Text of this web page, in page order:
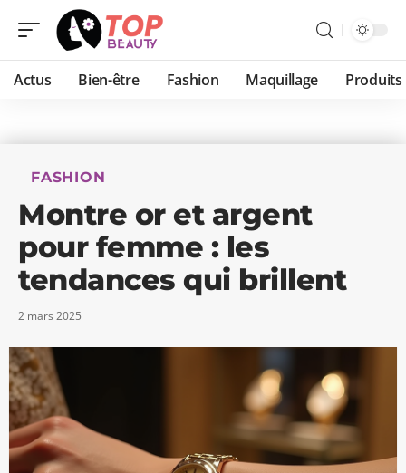
Actus Bien-être Fashion Maquillage Produits
FASHION
Montre or et argent
pour femme : les
tendances qui brillent
2 mars 2025